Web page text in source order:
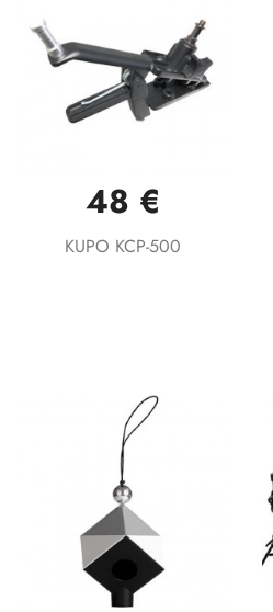
48 €
KUPO KCP-500